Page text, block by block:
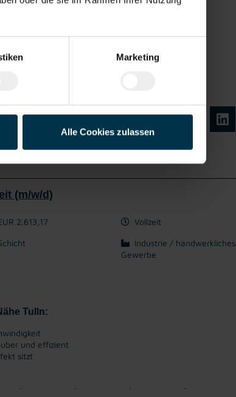
Marketing
Alle Cookies zulassen
bewerben
(m/w/d)
2.613,17 Vollzeit
Industrie / handwerkliches
Gewerbe
Tulln:
und effizient
sitzt